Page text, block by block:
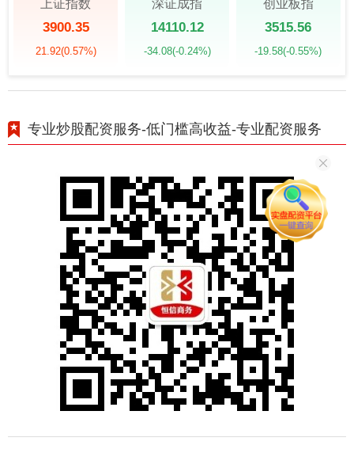
上证指数
3900.35
21.92(0.57%)
深证成指
14110.12
-34.08(-0.24%)
创业板指
3515.56
-19.58(-0.55%)
专业炒股配资服务-低门槛高收益-专业配资服务